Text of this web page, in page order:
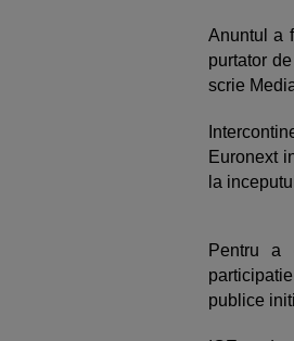
Anuntul a
purtator
scrie
Euronext
la
Pentru a
publice